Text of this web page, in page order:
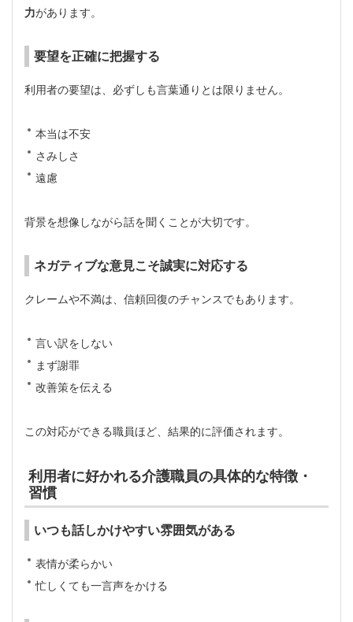
力があります。
要望を正確に把握する
利用者の要望は、必ずしも言葉通りとは限りません。
本当は不安
さみしさ
遠慮
背景を想像しながら話を聞くことが大切です。
ネガティブな意見こそ誠実に対応する
クレームや不満は、信頼回復のチャンスでもあります。
言い訳をしない
まず謝罪
改善策を伝える
この対応ができる職員ほど、結果的に評価されます。
利用者に好かれる介護職員の具体的な特徴・
習慣
いつも話しかけやすい雰囲気がある
表情が柔らかい
忙しくても一言声をかける